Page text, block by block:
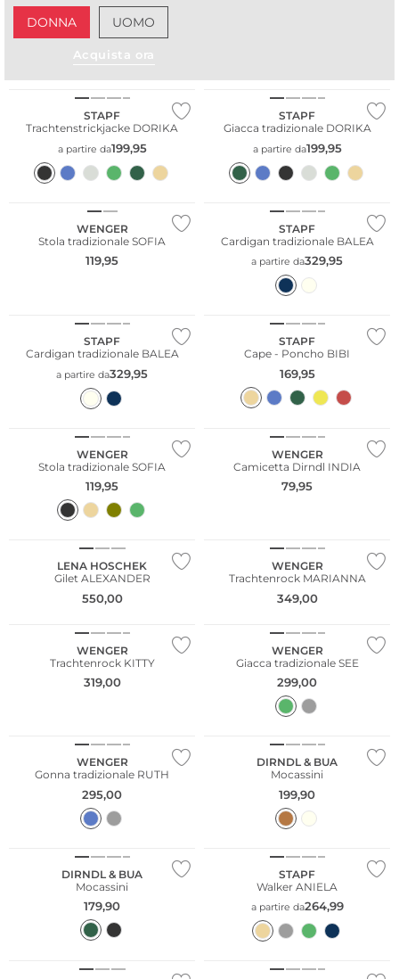
DONNA UOMO
Acquista ora
STAPF
Trachtenstrickjacke DORIKA
a partire da199,95
STAPF
Giacca tradizionale DORIKA
a partire da199,95
WENGER
Stola tradizionale SOFIA
119,95
STAPF
Cardigan tradizionale BALEA
a partire da329,95
STAPF
Cardigan tradizionale BALEA
a partire da329,95
STAPF
Cape - Poncho BIBI
169,95
WENGER
Stola tradizionale SOFIA
119,95
Taglie grandi
WENGER
Camicetta Dirndl INDIA
79,95
Noi ♡ Austria
LENA HOSCHEK
Gilet ALEXANDER
550,00
WENGER
Trachtenrock MARIANNA
349,00
WENGER
Trachtenrock KITTY
319,00
WENGER
Giacca tradizionale SEE
299,00
WENGER
Gonna tradizionale RUTH
295,00
DIRNDL & BUA
Mocassini
199,90
DIRNDL & BUA
Mocassini
179,90
STAPF
Walker ANIELA
a partire da264,99